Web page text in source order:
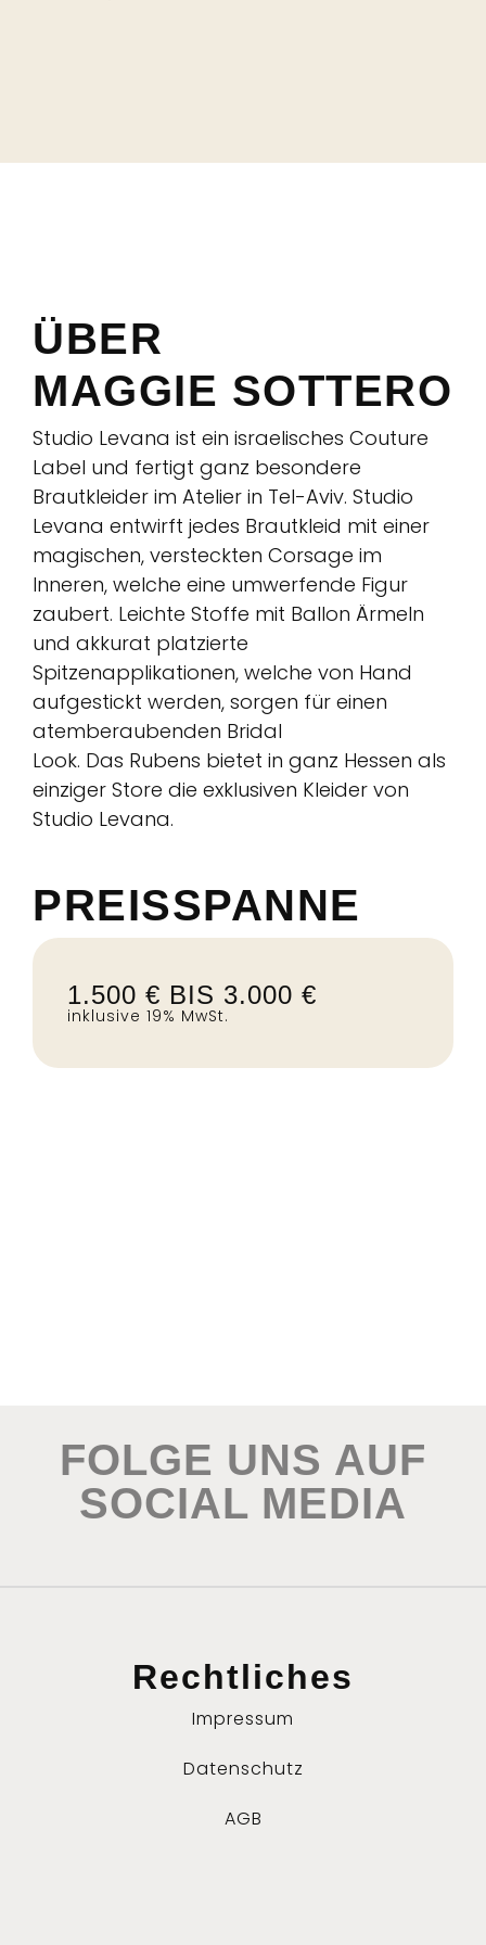
ÜBER
MAGGIE SOTTERO
Studio Levana ist ein israelisches Couture
Label und fertigt ganz besondere
Brautkleider im Atelier in Tel-Aviv. Studio
Levana entwirft jedes Brautkleid mit einer
magischen, versteckten Corsage im
Inneren, welche eine umwerfende Figur
zaubert. Leichte Stoffe mit Ballon Ärmeln
und akkurat platzierte
Spitzenapplikationen, welche von Hand
aufgestickt werden, sorgen für einen
atemberaubenden Bridal
Look. Das Rubens bietet in ganz Hessen als
einziger Store die exklusiven Kleider von
Studio Levana.
PREISSPANNE
1.500 € BIS 3.000 €
inklusive 19% MwSt.
FOLGE UNS AUF
SOCIAL MEDIA
Rechtliches
Impressum
Datenschutz
AGB